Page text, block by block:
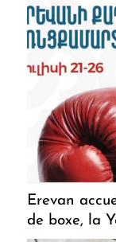
Erevan
de boxe, la